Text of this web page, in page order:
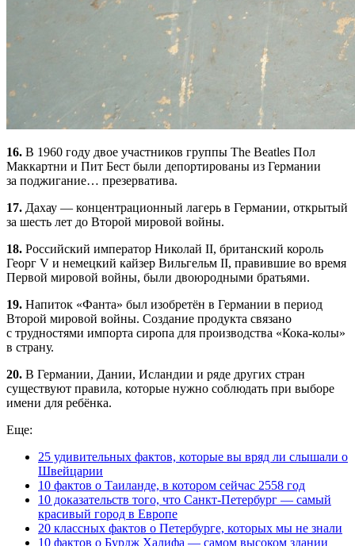
16. В 1960 году двое участников группы The Beatles Пол
Маккартни и Пит Бест были депортированы из Германии
за поджигание… презерватива.
17. Дахау — концентрационный лагерь в Германии, открытый
за шесть лет до Второй мировой войны.
18. Российский император Николай II, британский король
Георг V и немецкий кайзер Вильгельм II, правившие во время
Первой мировой войны, были двоюродными братьями.
19. Напиток «Фанта» был изобретён в Германии в период
Второй мировой войны. Создание продукта связано
с трудностями импорта сиропа для производства «Кока-колы»
в страну.
20. В Германии, Дании, Исландии и ряде других стран
существуют правила, которые нужно соблюдать при выборе
имени для ребёнка.
Еще:
25 удивительных фактов, которые вы вряд ли слышали о
Швейцарии
10 фактов о Таиланде, в котором сейчас 2558 год
10 доказательств того, что Санкт-Петербург — самый
красивый город в Европе
20 классных фактов о Петербурге, которых мы не знали
10 фактов о Бурдж Халифа — самом высоком здании